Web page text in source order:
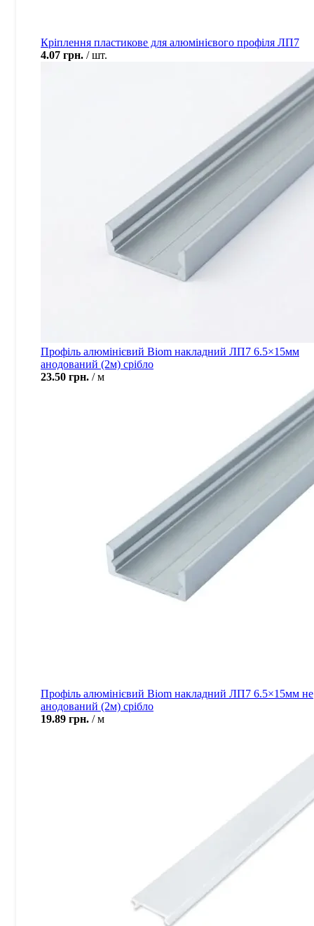
Кріплення пластикове для алюмінієвого профіля ЛП7
4.07 грн. шт.
Профіль алюмінієвий Biom накладний ЛП7 6.5×15мм
анодований (2м) срібло
23.50 грн. м
Профіль алюмінієвий Biom накладний ЛП7 6.5×15мм не
анодований (2м) срібло
19.89 грн. м